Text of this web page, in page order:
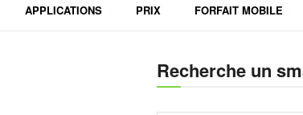
APPLICATIONS PRIX FORFAIT MOBILE
Recherche un